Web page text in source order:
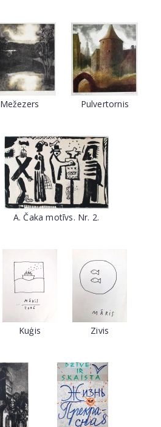
Mežezers Pulvertornis
A. Čaka motīvs. Nr. 2.
Kuģis Zivis